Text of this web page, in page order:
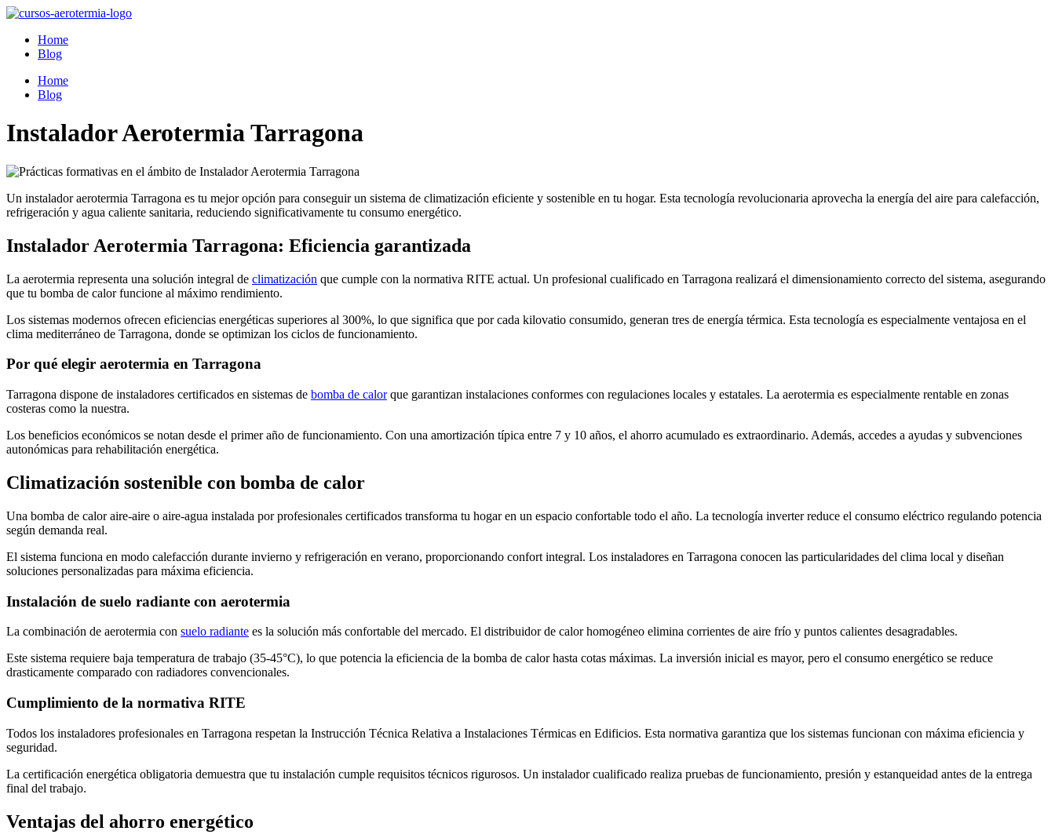
Ir
contenidoHome
Blog
Home
Blog
Instalador Aerotermia Tarragona
Un instalador aerotermia Tarragona es tu mejor opción para conseguir un sistema de climatización eficiente y sostenible en tu hogar. Esta tecnología revolucionaria aprovecha la energía del aire para calefacción,
refrigeración y agua caliente sanitaria, reduciendo significativamente tu consumo energético.
Instalador Aerotermia Tarragona: Eficiencia garantizada
La aerotermia representa una solución integral de climatización que cumple con la normativa RITE actual. Un profesional cualificado en Tarragona realizará el dimensionamiento correcto del sistema, asegurando
que tu bomba de calor funcione al máximo rendimiento.
Los sistemas modernos ofrecen eficiencias energéticas superiores al 300%, lo que significa que por cada kilovatio consumido, generan tres de energía térmica. Esta tecnología es especialmente ventajosa en el
clima mediterráneo de Tarragona, donde se optimizan los ciclos de funcionamiento.
Por qué elegir aerotermia en Tarragona
Tarragona dispone de instaladores certificados en sistemas de bomba de calorque garantizan instalaciones conformes con regulaciones locales y estatales. La aerotermia es especialmente rentable en zonas
costeras como la nuestra.
Los beneficios económicos se notan desde el primer año de funcionamiento. Con una amortización típica entre 7 y 10 años, el ahorro acumulado es extraordinario. Además, accedes a ayudas y subvenciones
autonómicas para rehabilitación energética.
Climatización sostenible con bomba de calor
Una bomba de calor aire-aire o aire-agua instalada por profesionales certificados transforma tu hogar en un espacio confortable todo el año. La tecnología inverter reduce el consumo eléctrico regulando potencia
según demanda real.
El sistema funciona en modo calefacción durante invierno y refrigeración en verano, proporcionando confort integral. Los instaladores en Tarragona conocen las particularidades del clima local y diseñan
soluciones personalizadas para máxima eficiencia.
Instalación de suelo radiante con aerotermia
La combinación de aerotermia con suelo radiante es la solución más confortable del mercado. El distribuidor de calor homogéneo elimina corrientes de aire frío y puntos calientes desagradables.
Este sistema requiere baja temperatura de trabajo (35-45°C), lo que potencia la eficiencia de la bomba de calor hasta cotas máximas. La inversión inicial es mayor, pero el consumo energético se reduce
drasticamente comparado con radiadores convencionales.
Cumplimiento de la normativa RITE
Todos los instaladores profesionales en Tarragona respetan la Instrucción Técnica Relativa a Instalaciones Térmicas en Edificios. Esta normativa garantiza que los sistemas funcionan con máxima eficiencia y
seguridad.
La certificación energética obligatoria demuestra que tu instalación cumple requisitos técnicos rigurosos. Un instalador cualificado realiza pruebas de funcionamiento, presión y estanqueidad antes de la entrega
final del trabajo.
Ventajas del ahorro energético